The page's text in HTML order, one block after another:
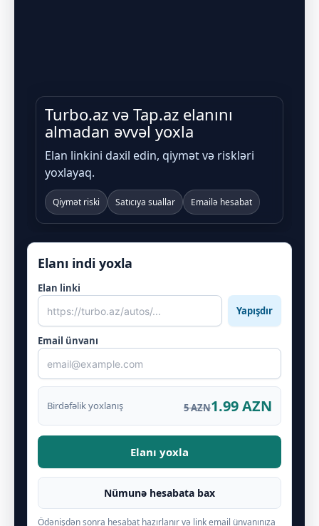
Turbo.az və Tap.az elanını
almadan əvvəl yoxla
Elan linkini daxil edin, qiymət və riskləri
yoxlayaq.
Qiymət riski Satıcıya suallar Emailə hesabat
Elanı indi yoxla
Elan linki
Yapışdır
Email ünvanı
Birdəfəlik yoxlanış 5 AZN1.99 AZN
Elanı yoxla
Nümunə hesabata bax
Ödənişdən sonra hesabat hazırlanır və link email ünvanınıza